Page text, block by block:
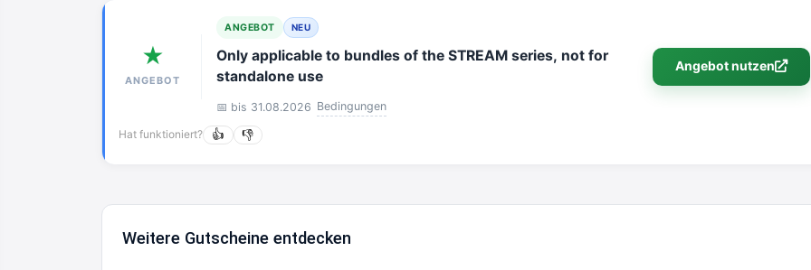
★
ANGEBOT
ANGEBOT NEU
Only applicable to bundles of the STREAM series, not for
standalone use
📅 bis 31.08.2026 Bedingungen
Angebot nutzen
Hat funktioniert? 👍 👎
Weitere Gutscheine entdecken